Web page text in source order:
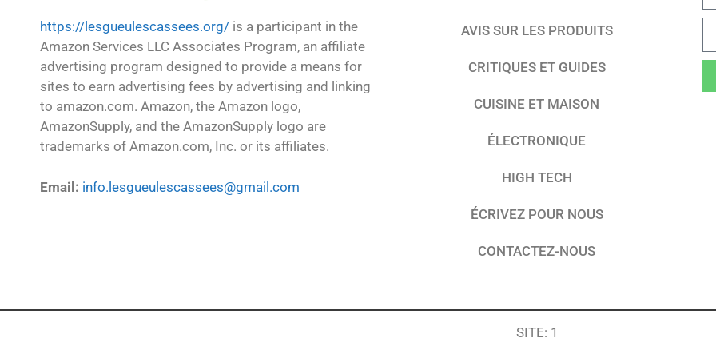
https://lesgueulescassees.org/ is a participant in the
Amazon Services LLC Associates Program, an affiliate
advertising program designed to provide a means for
sites to earn advertising fees by advertising and linking
to amazon.com. Amazon, the Amazon logo,
AmazonSupply, and the AmazonSupply logo are
trademarks of Amazon.com, Inc. or its affiliates.
Email: info.lesgueulescassees@gmail.com
AVIS SUR LES PRODUITS
CRITIQUES ET GUIDES
CUISINE ET MAISON
ÉLECTRONIQUE
HIGH TECH
ÉCRIVEZ POUR NOUS
CONTACTEZ-NOUS
SITE: 1